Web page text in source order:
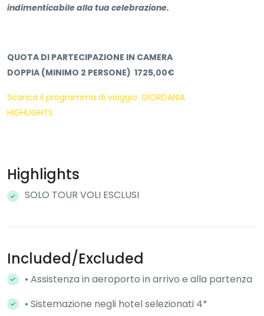
indimenticabile alla tua celebrazione.
QUOTA DI PARTECIPAZIONE IN CAMERA
DOPPIA (MINIMO 2 PERSONE) 1725,00€
Scarica il programma di viaggio: GIORDANIA
HIGHLIGHTS
Highlights
SOLO TOUR VOLI ESCLUSI
Included/Excluded
• Assistenza in aeroporto in arrivo e alla partenza
• Sistemazione negli hotel selezionati 4*